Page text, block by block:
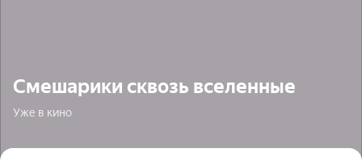
Смешарики сквозь вселенные
Уже в кино